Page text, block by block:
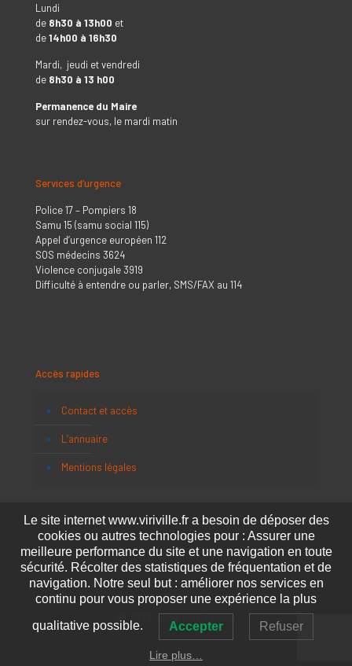
Lundi
de 8h30 à 13h00 et
de14h00 à 16h30
Mardi, jeudi et vendredi
de 8h30 à 13 h00
Permanence du Maire
sur rendez-vous, le mardi matin
Services d’urgence
Police 17 – Pompiers 18
Samu 15 (samu social 115)
Appel d’urgence européen 112
SOS médecins 3624
Violence conjugale 3919
Difficulté à entendre ou parler, SMS/FAX au 114
Accès rapides
Contact et accès
L’annuaire
Mentions légales
© 2022 - Mairie de Viriville
Le site internet www.viriville.fr a besoin de déposer des
cookies ou autres technologies pour : Assurer une
meilleure performance du site et une navigation en toute
sécurité. Récolter des statistiques de fréquentation et de
navigation. Notre seul but : améliorer nos services en
continu pour vous proposer une expérience la plus
qualitative possible. Accepter Refuser
Lire plus…